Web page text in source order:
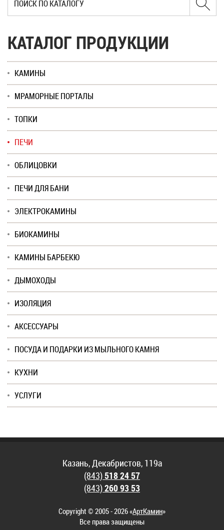
КАТАЛОГ ПРОДУКЦИИ
КАМИНЫ
МРАМОРНЫЕ ПОРТАЛЫ
ТОПКИ
ПЕЧИ
ОБЛИЦОВКИ
ПЕЧИ ДЛЯ БАНИ
ЭЛЕКТРОКАМИНЫ
БИОКАМИНЫ
КАМИНЫ БАРБЕКЮ
ДЫМОХОДЫ
ИЗОЛЯЦИЯ
АКСЕССУАРЫ
ПОСУДА И ПОДАРКИ ИЗ МЫЛЬНОГО КАМНЯ
КУХНИ
УСЛУГИ
Казань, Декабристов, 119а
(843)518 24 57
(843)260 93 53
Copyright © 2005 - 2026 «АртКамин»
Все права защищены